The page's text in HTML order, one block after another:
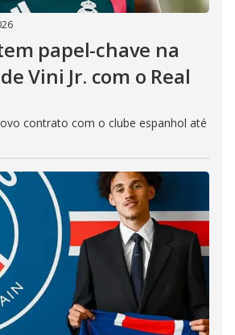
papel-chave na
Vini Jr. com o Real
contrato com o clube espanhol até